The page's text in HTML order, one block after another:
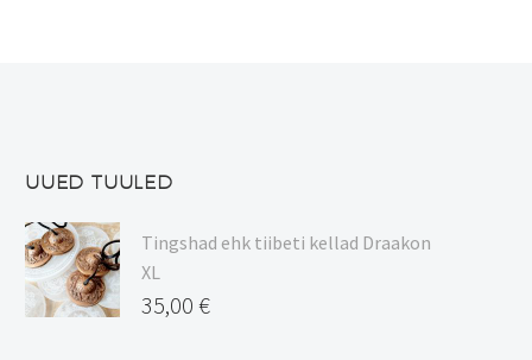
UUED TUULED
Tingshad ehk tiibeti kellad Draakon
XL
35,00 €